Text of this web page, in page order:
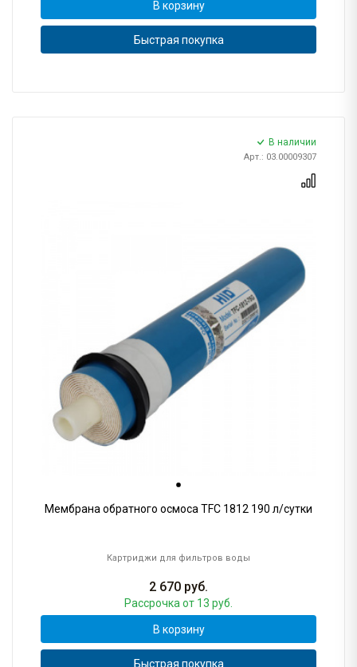
В корзину
Быстрая покупка
В наличии
Арт.: 03.00009307
Мембрана обратного осмоса TFC 1812 190 л/сутки
Картриджи для фильтров воды
2 670 руб.
Рассрочка от 13 руб.
В корзину
Быстрая покупка